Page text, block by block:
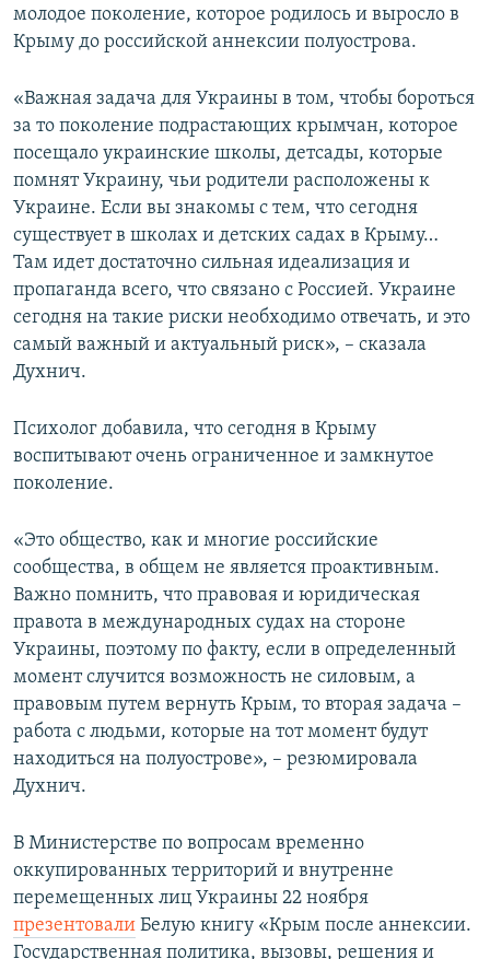
молодое поколение, которое родилось и выросло в
Крыму до российской аннексии полуострова.
«Важная задача для Украины в том, чтобы бороться
за то поколение подрастающих крымчан, которое
посещало украинские школы, детсады, которые
помнят Украину, чьи родители расположены к
Украине. Если вы знакомы с тем, что сегодня
существует в школах и детских садах в Крыму…
Там идет достаточно сильная идеализация и
пропаганда всего, что связано с Россией. Украине
сегодня на такие риски необходимо отвечать, и это
самый важный и актуальный риск», – сказала
Духнич.
Психолог добавила, что сегодня в Крыму
воспитывают очень ограниченное и замкнутое
поколение.
«Это общество, как и многие российские
сообщества, в общем не является проактивным.
Важно помнить, что правовая и юридическая
правота в международных судах на стороне
Украины, поэтому по факту, если в определенный
момент случится возможность не силовым, а
правовым путем вернуть Крым, то вторая задача –
работа с людьми, которые на тот момент будут
находиться на полуострове», – резюмировала
Духнич.
В Министерстве по вопросам временно
оккупированных территорий и внутренне
перемещенных лиц Украины 22 ноября
презентовали Белую книгу «Крым после аннексии.
Государственная политика, вызовы, решения и